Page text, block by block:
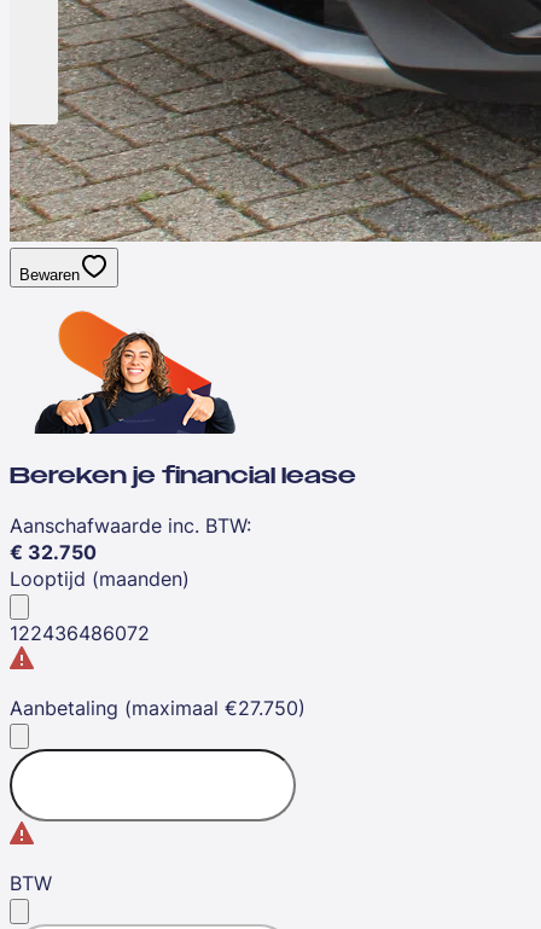
Bewaren
Bereken je financial lease
Aanschafwaarde inc. BTW:
€ 32.750
Looptijd (maanden)
122436486072
Aanbetaling (maximaal €27.750)
BTW